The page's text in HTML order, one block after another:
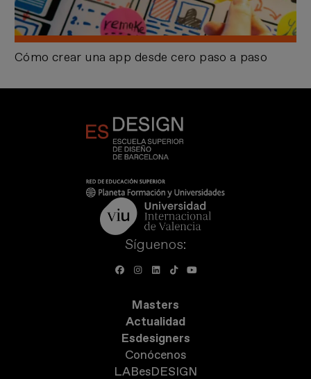
Cómo crear una app desde cero paso a paso
Síguenos:
Masters
Actualidad
Esdesigners
Conócenos
LABesDESIGN